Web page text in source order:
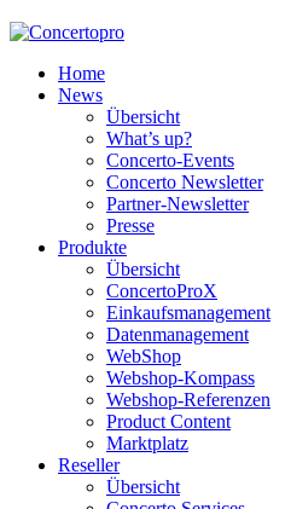
Home
News
Übersicht
What’s up?
Concerto-Events
Concerto Newsletter
Partner-Newsletter
Presse
Produkte
Übersicht
ConcertoProX
Einkaufsmanagement
Datenmanagement
WebShop
Webshop-Kompass
Webshop-Referenzen
Product Content
Marktplatz
Reseller
Übersicht